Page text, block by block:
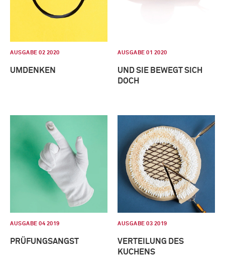
AUSGABE 02 2020
UMDENKEN
AUSGABE 01 2020
UND SIE BEWEGT SICH
DOCH
AUSGABE 04 2019
PRÜFUNGSANGST
AUSGABE 03 2019
VERTEILUNG DES
KUCHENS